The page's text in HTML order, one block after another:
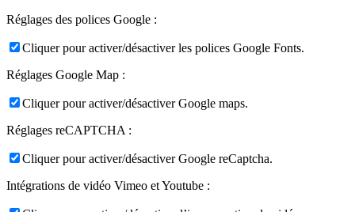
Réglages des polices Google :
Cliquer pour activer/désactiver les polices Google Fonts.
Réglages Google Map :
Cliquer pour activer/désactiver Google maps.
Réglages reCAPTCHA :
Cliquer pour activer/désactiver Google reCaptcha.
Intégrations de vidéo Vimeo et Youtube :